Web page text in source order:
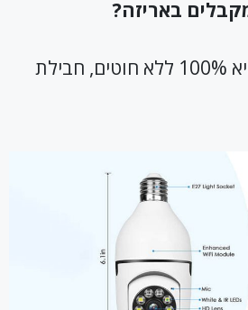
באריזה?
מצלמת אבטחה שהיא 100% ללא חוטים, חבילת